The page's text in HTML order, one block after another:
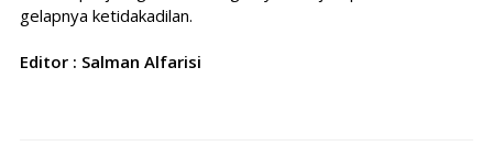
gelapnya ketidakadilan.
Editor : Salman Alfarisi